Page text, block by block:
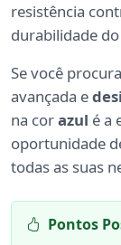
resistência
durabilidade
Se você
avançada e
na corazul é a
oportunidade
todas as suas
Pontos